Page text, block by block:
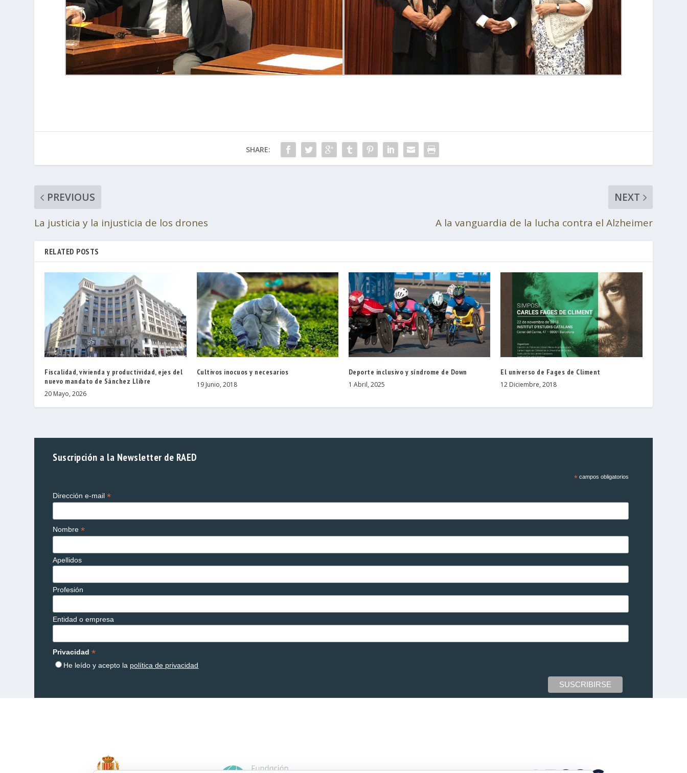
SHARE:
PREVIOUS
La justicia y la injusticia de los drones
NEXT
A la vanguardia de la lucha contra el Alzheimer
RELATED POSTS
Fiscalidad, vivienda y productividad, ejes del
nuevo mandato de Sánchez Llibre
20 Mayo, 2026
Cultivos inocuos y necesarios
19 Junio, 2018
Deporte inclusivo y síndrome de Down
1 Abril, 2025
El universo de Fages de Climent
12 Diciembre, 2018
Suscripción a la Newsletter de RAED
*campos obligatorios
Dirección e-mail*
Nombre*
Apellidos
Profesión
Entidad o empresa
Privacidad*
He leído y acepto la política de privacidad